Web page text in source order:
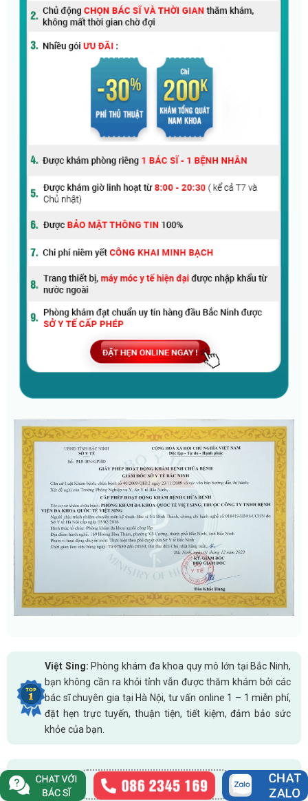
Việt Sing: Phòng khám đa khoa quy mô lớn tại Bắc Ninh,
bạn không cần ra khỏi tỉnh vẫn được thăm khám bởi các
bác sĩ chuyên gia tại Hà Nội, tư vấn online 1 – 1 miễn phí,
đặt hẹn trực tuyến, thuận tiện, tiết kiệm, đảm bảo sức
khỏe của bạn.
BÀI VIẾT LIÊN QUAN